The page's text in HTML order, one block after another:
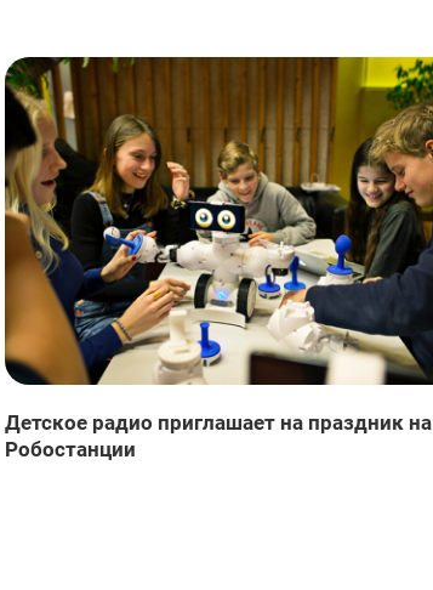
Детское радио приглашает на праздник на
Робостанции